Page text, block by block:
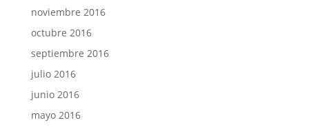
noviembre 2016
octubre 2016
septiembre 2016
julio 2016
junio 2016
mayo 2016